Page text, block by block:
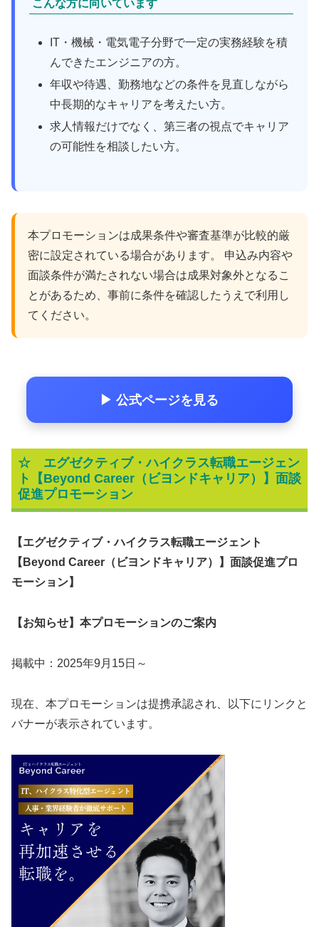
こんな方に向いています
IT・機械・電気電子分野で一定の実務経験を積
んできたエンジニアの方。
年収や待遇、勤務地などの条件を見直しながら
中長期的なキャリアを考えたい方。
求人情報だけでなく、第三者の視点でキャリア
の可能性を相談したい方。
本プロモーションは成果条件や審査基準が比較的厳
密に設定されている場合があります。 申込み内容や
面談条件が満たされない場合は成果対象外となるこ
とがあるため、事前に条件を確認したうえで利用し
てください。
▶ 公式ページを見る
☆ エグゼクティブ・ハイクラス転職エージェン
ト【Beyond Career（ビヨンドキャリア）】面談
促進プロモーション
【エグゼクティブ・ハイクラス転職エージェント
【Beyond Career（ビヨンドキャリア）】面談促進プロ
モーション】
【お知らせ】本プロモーションのご案内
掲載中：2025年9月15日～
現在、本プロモーションは提携承認され、以下にリンクと
バナーが表示されています。